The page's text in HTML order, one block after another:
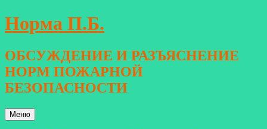
Перейти
к
Норма П.Б.
ОБСУЖДЕНИЕ И РАЗЪЯСНЕНИЕ
НОРМ ПОЖАРНОЙ
БЕЗОПАСНОСТИ
Меню